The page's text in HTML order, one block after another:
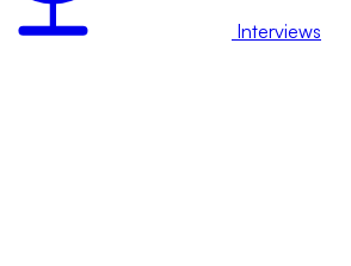
Interviews